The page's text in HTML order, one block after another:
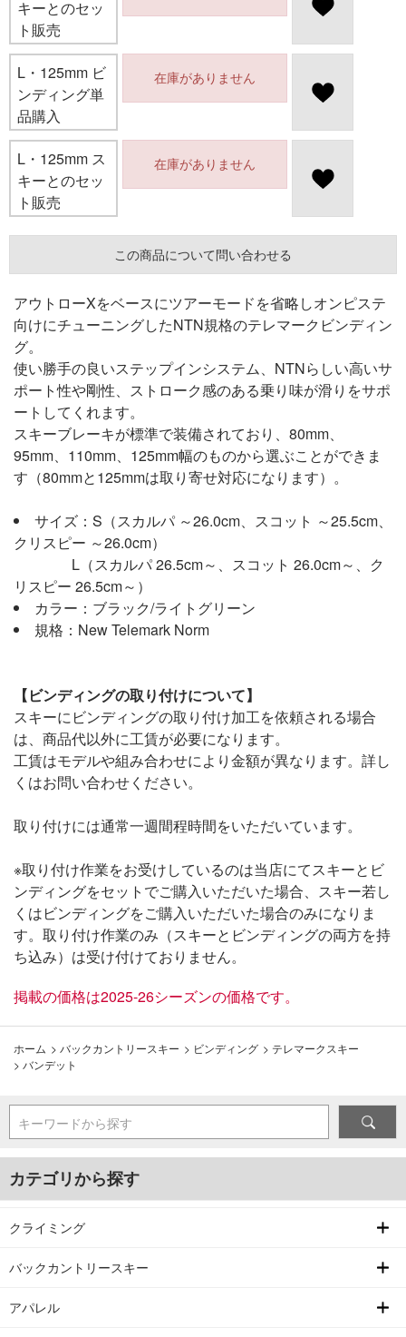
キーとのセッ
ト販売
L・125mm ビ
ンディング単
品購入
在庫がありません
L・125mm ス
キーとのセッ
ト販売
在庫がありません
この商品について問い合わせる
アウトローXをベースにツアーモードを省略しオンピステ
向けにチューニングしたNTN規格のテレマークビンディン
グ。
使い勝手の良いステップインシステム、NTNらしい高いサ
ポート性や剛性、ストローク感のある乗り味が滑りをサポ
ートしてくれます。
スキーブレーキが標準で装備されており、80mm、
95mm、110mm、125mm幅のものから選ぶことができま
す（80mmと125mmは取り寄せ対応になります）。
サイズ：S（スカルパ ～26.0cm、スコット ～25.5cm、
クリスピー ～26.0cm）
L（スカルパ 26.5cm～、スコット 26.0cm～、ク
リスピー 26.5cm～）
カラー：ブラック/ライトグリーン
規格：New Telemark Norm
【ビンディングの取り付けについて】
スキーにビンディングの取り付け加工を依頼される場合
は、商品代以外に工賃が必要になります。
工賃はモデルや組み合わせにより金額が異なります。詳し
くはお問い合わせください。
取り付けには通常一週間程時間をいただいています。
※取り付け作業をお受けしているのは当店にてスキーとビ
ンディングをセットでご購入いただいた場合、スキー若し
くはビンディングをご購入いただいた場合のみになりま
す。取り付け作業のみ（スキーとビンディングの両方を持
ち込み）は受け付けておりません。
掲載の価格は2025-26シーズンの価格です。
ホーム > バックカントリースキー > ビンディング > テレマークスキー
> バンデット
キーワードから探す
カテゴリから探す
クライミング
バックカントリースキー
アパレル